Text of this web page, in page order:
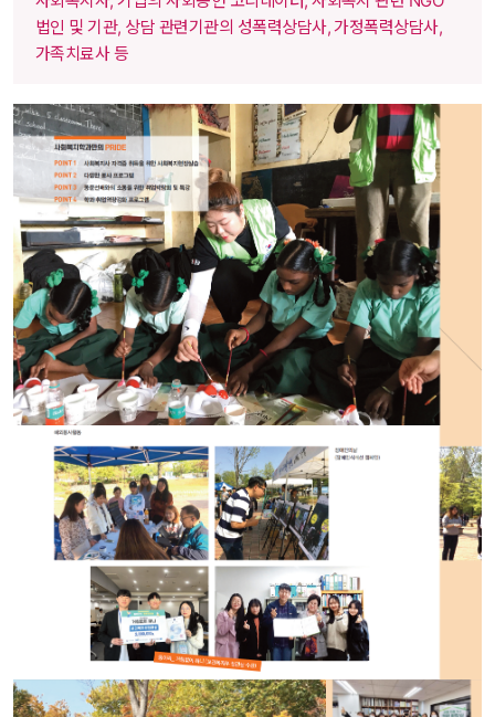
법인 및 기관, 상담 관련기관의 성폭력상담사, 가정폭력상담사,
가족치료사 등